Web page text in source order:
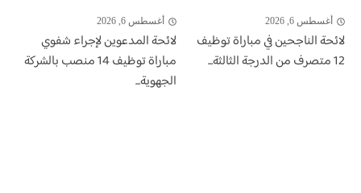
أغسطس 6, 2026
لائحة الناجحين في مباراة توظيف
12 متصرف من الدرجة الثالثة...
أغسطس 6, 2026
لائحة المدعوين لإجراء شفوي
مباراة توظيف 14 منصب بالشركة
الجهوية...